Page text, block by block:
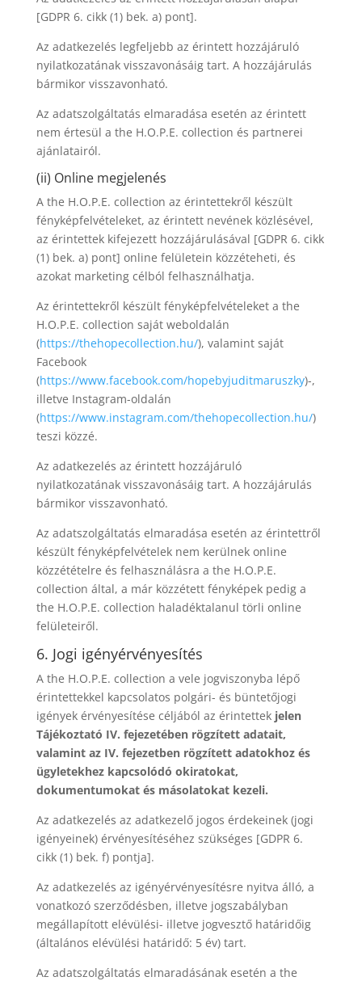
[GDPR 6. cikk (1) bek. a) pont].
Az adatkezelés legfeljebb az érintett hozzájáruló
nyilatkozatának visszavonásáig tart. A hozzájárulás
bármikor visszavonható.
Az adatszolgáltatás elmaradása esetén az érintett
nem értesül a the H.O.P.E. collection és partnerei
ajánlatairól.
(ii) Online megjelenés
A the H.O.P.E. collection az érintettekről készült
fényképfelvételeket, az érintett nevének közlésével,
az érintettek kifejezett hozzájárulásával [GDPR 6. cikk
(1) bek. a) pont] online felületein közzéteheti, és
azokat marketing célból felhasználhatja.
Az érintettekről készült fényképfelvételeket a the
H.O.P.E. collection saját weboldalán
(https://thehopecollection.hu/), valamint saját
Facebook
(https://www.facebook.com/hopebyjuditmaruszky)-,
illetve Instagram-oldalán
(https://www.instagram.com/thehopecollection.hu/)
teszi közzé.
Az adatkezelés az érintett hozzájáruló
nyilatkozatának visszavonásáig tart. A hozzájárulás
bármikor visszavonható.
Az adatszolgáltatás elmaradása esetén az érintettről
készült fényképfelvételek nem kerülnek online
közzétételre és felhasználásra a the H.O.P.E.
collection által, a már közzétett fényképek pedig a
the H.O.P.E. collection haladéktalanul törli online
felületeiről.
6. Jogi igényérvényesítés
A the H.O.P.E. collection a vele jogviszonyba lépő
érintettekkel kapcsolatos polgári- és büntetőjogi
igények érvényesítése céljából az érintettek jelen
Tájékoztató IV. fejezetében rögzített adatait,
valamint az IV. fejezetben rögzített adatokhoz és
ügyletekhez kapcsolódó okiratokat,
dokumentumokat és másolatokat kezeli.
Az adatkezelés az adatkezelő jogos érdekeinek (jogi
igényeinek) érvényesítéséhez szükséges [GDPR 6.
cikk (1) bek. f) pontja].
Az adatkezelés az igényérvényesítésre nyitva álló, a
vonatkozó szerződésben, illetve jogszabályban
megállapított elévülési- illetve jogvesztő határidőig
(általános elévülési határidő: 5 év) tart.
Az adatszolgáltatás elmaradásának esetén a the